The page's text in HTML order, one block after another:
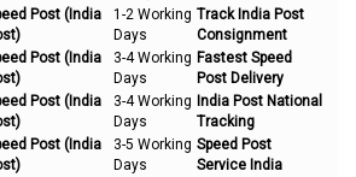
Post (India
1-2 Working
Days
Track India Post
Consignment
Post (India
3-4 Working
Days
Fastest Speed
Post Delivery
Post (India
3-4 Working
Days
India Post National
Tracking
Post (India
3-5 Working
Days
Speed Post
Service India